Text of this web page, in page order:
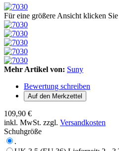
Für eine größere Ansicht klicken
Mehr Artikel von: Suny
Bewertung schreiben
109,90 €
inkl. MwSt. zzgl. Versandkosten
Schuhgröße
.